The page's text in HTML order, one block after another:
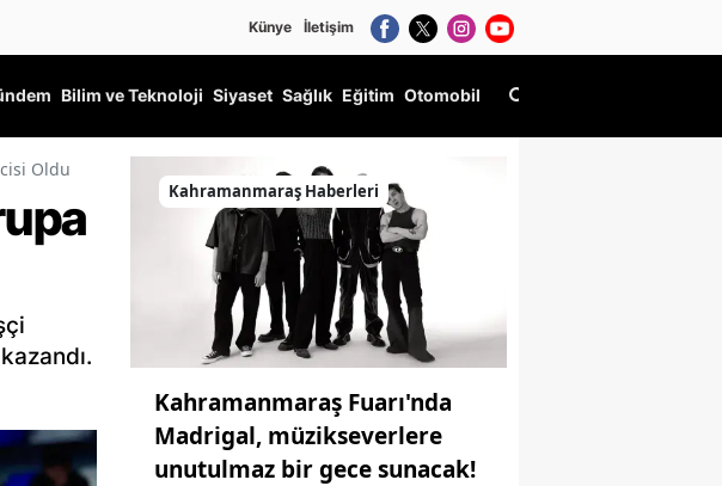
Künye İletişim
Bilim ve Teknoloji Siyaset Sağlık Eğitim Otomobil
Oldu
Kahramanmaraş Haberleri
Kahramanmaraş Fuarı'nda
Madrigal, müzikseverlere
unutulmaz bir gece sunacak!